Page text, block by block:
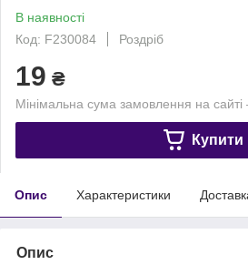
В наявності
Код: F230084
Роздріб
19 ₴
Мінімальна сума замовлення на
Купити
Опис Характеристики
Опис